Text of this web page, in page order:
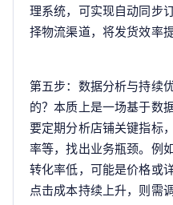
理系统，可实现自动同步
择物流渠道，将发货效率
第五步：数据分析与持续
的？本质上是一场基于数
要定期分析店铺关键指标
率等，找出业务瓶颈。例
转化率低，可能是价格或
点击成本持续上升，则需